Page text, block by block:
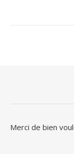
Merci de bien